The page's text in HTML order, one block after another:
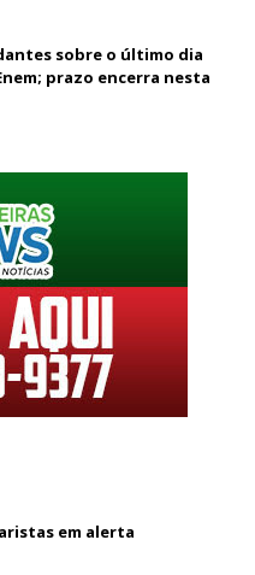
sobre o último dia
prazo encerra nesta
em alerta